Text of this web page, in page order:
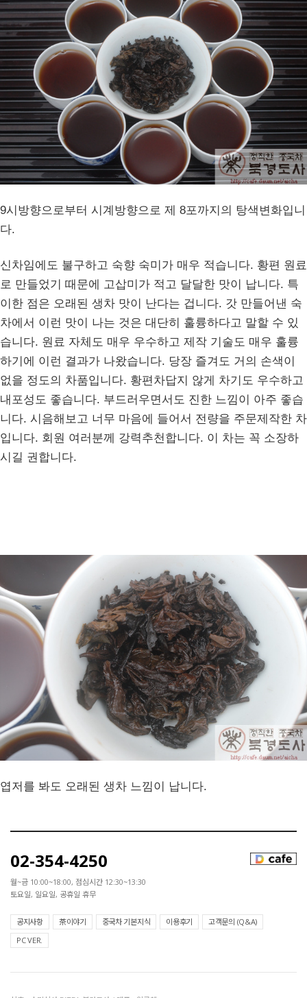
9시방향으로부터 시계방향으로 제 8포까지의 탕색변화입니
다.
신차임에도 불구하고 숙향 숙미가 매우 적습니다. 황편 원료
로 만들었기 때문에 고삽미가 적고 달달한 맛이 납니다. 특
이한 점은 오래된 생차 맛이 난다는 겁니다. 갓 만들어낸 숙
차에서 이런 맛이 나는 것은 대단히 훌륭하다고 말할 수 있
습니다. 원료 자체도 매우 우수하고 제작 기술도 매우 훌륭
하기에 이런 결과가 나왔습니다. 당장 즐겨도 거의 손색이
없을 정도의 차품입니다. 황편차답지 않게 차기도 우수하고
내포성도 좋습니다. 부드러우면서도 진한 느낌이 아주 좋습
니다. 시음해보고 너무 마음에 들어서 전량을 주문제작한 차
입니다. 회원 여러분께 강력추천합니다. 이 차는 꼭 소장하
시길 권합니다.
엽저를 봐도 오래된 생차 느낌이 납니다.
02-354-4250
월~금 10:00~18:00, 점심시간 12:30~13:30
토요일, 일요일, 공휴일 휴무
공지사항 茶이야기 중국차 기본지식 이용후기
고객문의 (Q&A)
PC VER.